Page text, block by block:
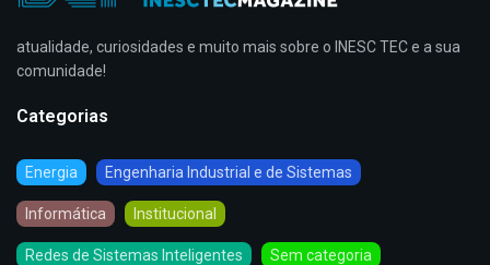
atualidade, curiosidades e muito mais sobre o INESC TEC e a sua
comunidade!
Categorias
Energia Engenharia Industrial e de Sistemas
Informática Institucional
Redes de Sistemas Inteligentes Sem categoria